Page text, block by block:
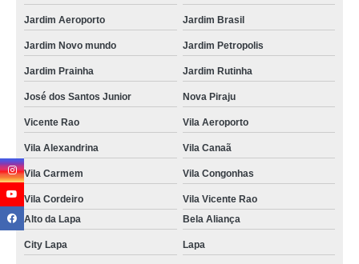
Jardim Aeroporto Jardim Brasil
Jardim Novo mundo Jardim Petropolis
Jardim Prainha Jardim Rutinha
José dos Santos Junior Nova Piraju
Vicente Rao Vila Aeroporto
Vila Alexandrina Vila Canaã
Vila Carmem Vila Congonhas
Vila Cordeiro
Vila Vicente Rao
Alto da Lapa
Bela Aliança
City Lapa Lapa